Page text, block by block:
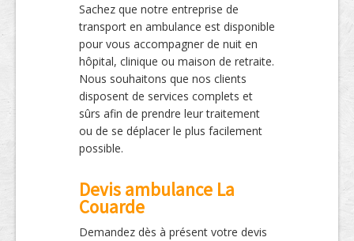
Sachez que notre entreprise de
transport en ambulance est disponible
pour vous accompagner de nuit en
hôpital, clinique ou maison de retraite.
Nous souhaitons que nos clients
disposent de services complets et
sûrs afin de prendre leur traitement
ou de se déplacer le plus facilement
possible.
Devis ambulance La
Couarde
Demandez dès à présent votre devis